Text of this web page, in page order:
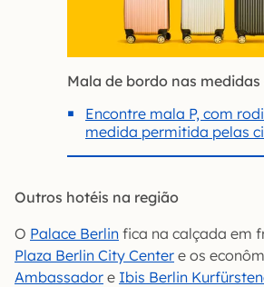
Mala de bordo nas medidas
Encontre mala P, com
medida permitida pelas
Outros hotéis na região
O Palace Berlin fica na calçada em
Plaza Berlin City Center e os
Ambassador e Ibis Berlin